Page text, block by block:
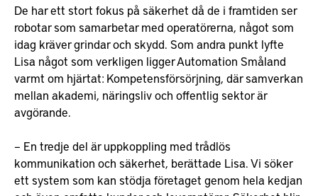
De har ett stort fokus på säkerhet då de i framtiden ser
robotar som samarbetar med operatörerna, något som
idag kräver grindar och skydd. Som andra punkt lyfte
Lisa något som verkligen ligger Automation Småland
varmt om hjärtat: Kompetensförsörjning, där samverkan
mellan akademi, näringsliv och offentlig sektor är
avgörande.
– En tredje del är uppkoppling med trådlös
kommunikation och säkerhet, berättade Lisa. Vi söker
ett system som kan stödja företaget genom hela kedjan